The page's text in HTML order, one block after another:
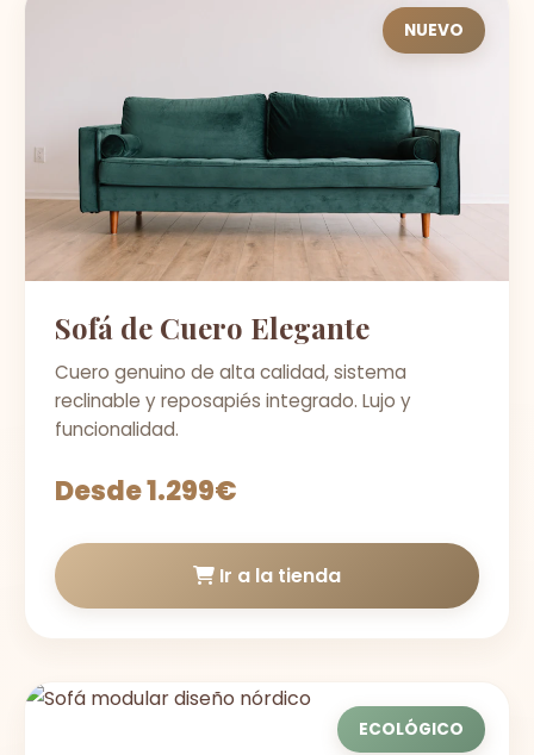
NUEVO
Sofá de Cuero Elegante
Cuero genuino de alta calidad, sistema
reclinable y reposapiés integrado. Lujo y
funcionalidad.
Desde 1.299€
Ir a la tienda
ECOLÓGICO